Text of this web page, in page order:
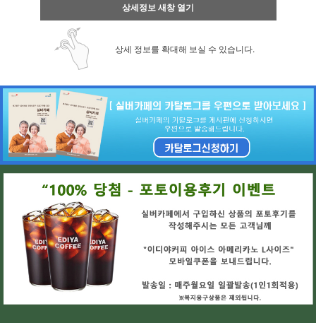
상세정보 새창 열기
상세 정보를 확대해 보실 수 있습니다.